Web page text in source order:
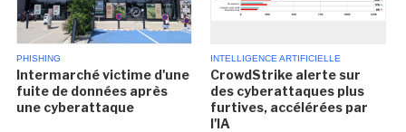
PHISHING
Intermarché victime d'une
fuite de données après
une cyberattaque
INTELLIGENCE ARTIFICIELLE
CrowdStrike alerte sur
des cyberattaques plus
furtives, accélérées par
l'IA